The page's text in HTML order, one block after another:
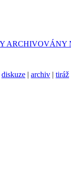
diskuze | archiv | tiráž